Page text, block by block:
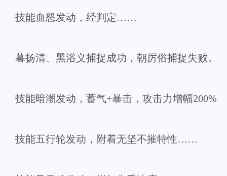
技能血怒发动，经判定……
暮扬清、黑浴义捕捉成功，朝厉俗捕捉失败。
技能暗潮发动，蓄气+暴击，攻击力增幅200%
技能五行轮发动，附着无坚不摧特性……